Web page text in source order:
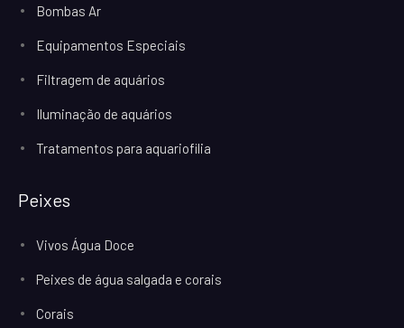
Bombas Ar
Equipamentos Especiais
Filtragem de aquários
Iluminação de aquários
Tratamentos para aquariofilia
Peixes
Vivos Água Doce
Peixes de água salgada e corais
Corais